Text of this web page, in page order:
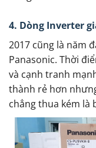
4. Dòng Inverter
2017 cũng là năm
Panasonic. Thời
và cạnh tranh
thành rẻ hơn
chẳng thua kém là